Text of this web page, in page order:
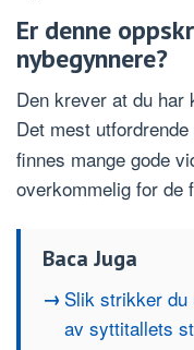
Er denne
nybegynnere?
Den krever at du har
Det mest utfordrende
finnes mange gode
overkommelig for de
Baca Juga
Slik strikker
av syttitallets